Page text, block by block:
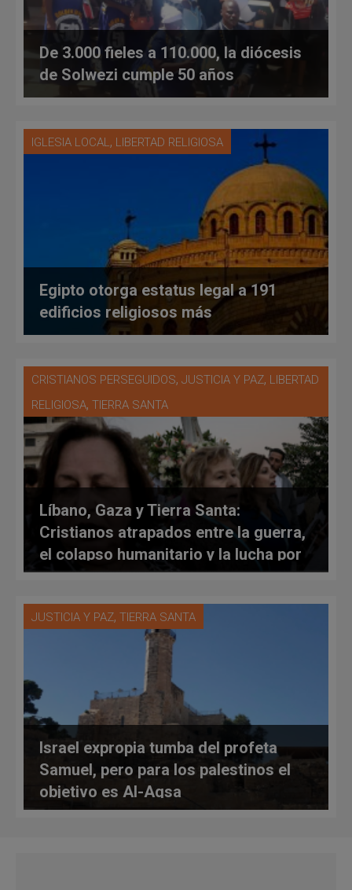
De 3.000 fieles a 110.000, la diócesis
de Solwezi cumple 50 años
IGLESIA LOCAL, LIBERTAD RELIGIOSA
Egipto otorga estatus legal a 191
edificios religiosos más
CRISTIANOS PERSEGUIDOS, JUSTICIA Y PAZ, LIBERTAD
RELIGIOSA, TIERRA SANTA
Líbano, Gaza y Tierra Santa:
Cristianos atrapados entre la guerra,
el colapso humanitario y la lucha por
la libertad religiosa
JUSTICIA Y PAZ, TIERRA SANTA
Israel expropia tumba del profeta
Samuel, pero para los palestinos el
objetivo es Al-Aqsa